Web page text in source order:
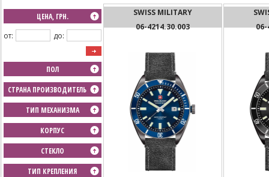
ЦЕНА, ГРН.
от:
до:
ПОЛ
СТРАНА ПРОИЗВОДИТЕЛЬ
ТИП МЕХАНИЗМА
КОРПУС
СТЕКЛО
ТИП КРЕПЛЕНИЯ
SWISS MILITARY
06-4214.30.003
06-